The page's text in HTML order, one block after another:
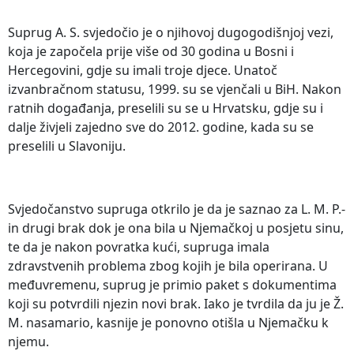
Suprug A. S. svjedočio je o njihovoj dugogodišnjoj vezi,
koja je započela prije više od 30 godina u Bosni i
Hercegovini, gdje su imali troje djece. Unatoč
izvanbračnom statusu, 1999. su se vjenčali u BiH. Nakon
ratnih događanja, preselili su se u Hrvatsku, gdje su i
dalje živjeli zajedno sve do 2012. godine, kada su se
preselili u Slavoniju.
Svjedočanstvo supruga otkrilo je da je saznao za L. M. P.-
in drugi brak dok je ona bila u Njemačkoj u posjetu sinu,
te da je nakon povratka kući, supruga imala
zdravstvenih problema zbog kojih je bila operirana. U
međuvremenu, suprug je primio paket s dokumentima
koji su potvrdili njezin novi brak. Iako je tvrdila da ju je Ž.
M. nasamario, kasnije je ponovno otišla u Njemačku k
njemu.